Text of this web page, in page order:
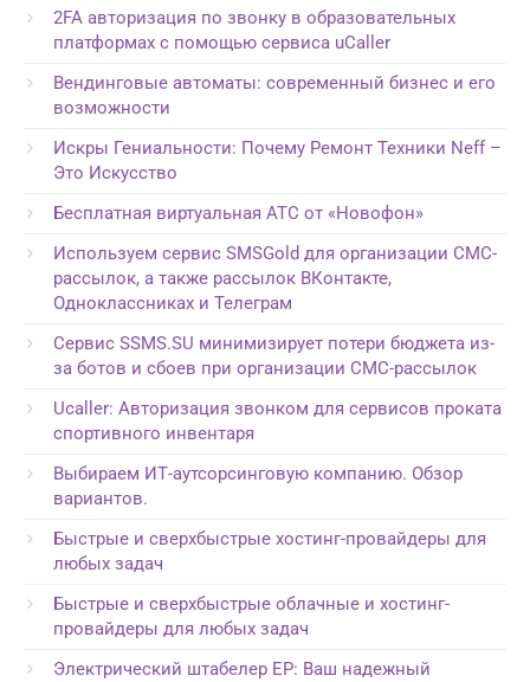
2FA авторизация по звонку в образовательных
платформах с помощью сервиса uCaller
Вендинговые автоматы: современный бизнес и его
возможности
Искры Гениальности: Почему Ремонт Техники Neff –
Это Искусство
Бесплатная виртуальная АТС от «Новофон»
Используем сервис SMSGold для организации СМС-
рассылок, а также рассылок ВКонтакте,
Одноклассниках и Телеграм
Сервис SSMS.SU минимизирует потери бюджета из-
за ботов и сбоев при организации СМС-рассылок
Ucaller: Авторизация звонком для сервисов проката
спортивного инвентаря
Выбираем ИТ-аутсорсинговую компанию. Обзор
вариантов.
Быстрые и сверхбыстрые хостинг-провайдеры для
любых задач
Быстрые и сверхбыстрые облачные и хостинг-
провайдеры для любых задач
Электрический штабелер EP: Ваш надежный